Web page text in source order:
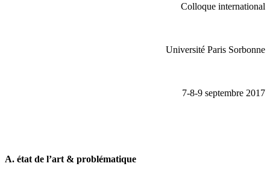
Colloque international
Université Paris Sorbonne
7-8-9 septembre 2017
A. état de l’art & problématique